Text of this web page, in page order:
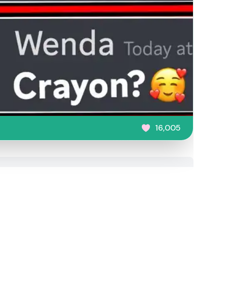
16,005